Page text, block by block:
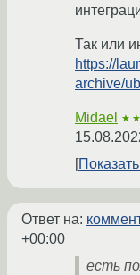
Так или
https://
archive/
Midael
Ответ на:
+00:00
есть